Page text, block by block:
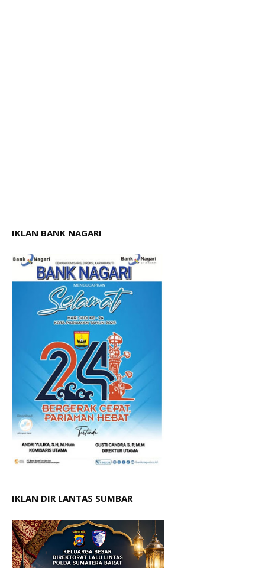
IKLAN BANK NAGARI
IKLAN DIR LANTAS SUMBAR